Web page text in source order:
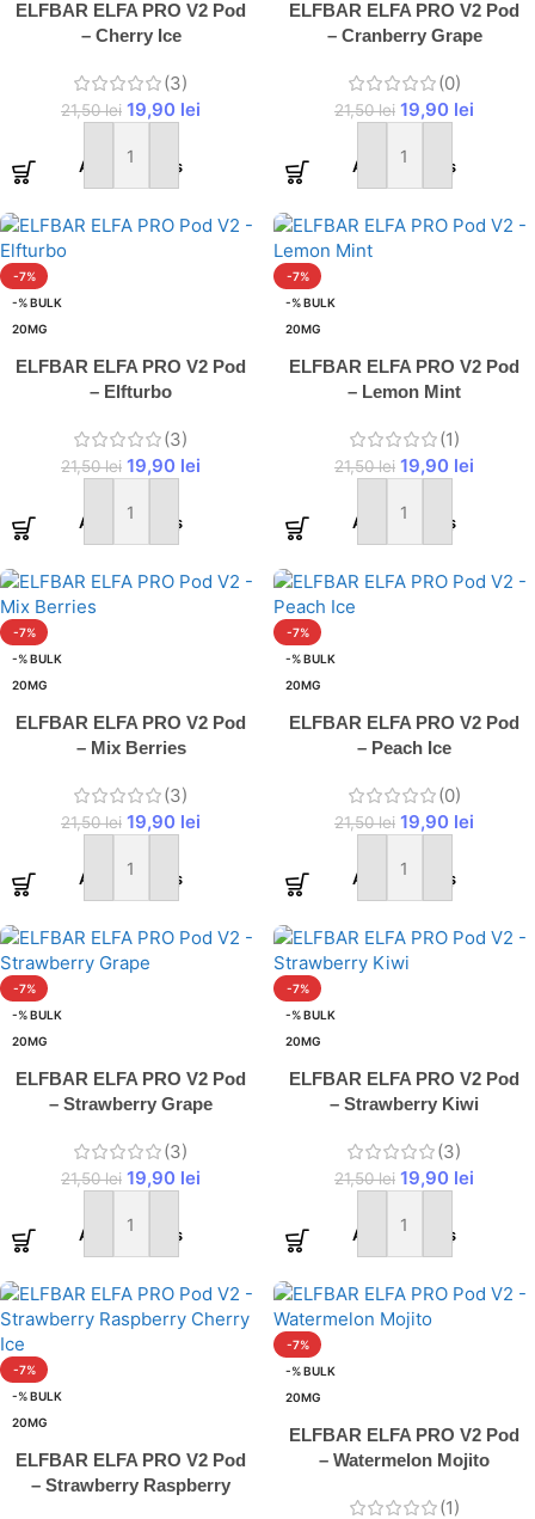
ELFBAR ELFA PRO V2 Pod
– Cherry Ice
(3)
21,50lei 19,90 lei
Adaugă în coș
ELFBAR ELFA PRO V2 Pod
– Cranberry Grape
(0)
21,50lei 19,90 lei
Adaugă în coș
-7%
-% BULK
20MG
ELFBAR ELFA PRO V2 Pod
– Elfturbo
(3)
21,50lei 19,90 lei
Adaugă în coș
-7%
-% BULK
20MG
ELFBAR ELFA PRO V2 Pod
– Lemon Mint
(1)
21,50lei 19,90 lei
Adaugă în coș
-7%
-% BULK
20MG
ELFBAR ELFA PRO V2 Pod
– Mix Berries
(3)
21,50lei 19,90 lei
Adaugă în coș
-7%
-% BULK
20MG
ELFBAR ELFA PRO V2 Pod
– Peach Ice
(0)
21,50lei 19,90 lei
Adaugă în coș
-7%
-% BULK
20MG
ELFBAR ELFA PRO V2 Pod
– Strawberry Grape
(3)
21,50lei 19,90 lei
Adaugă în coș
-7%
-% BULK
20MG
ELFBAR ELFA PRO V2 Pod
– Strawberry Kiwi
(3)
21,50lei 19,90 lei
Adaugă în coș
-7%
-% BULK
20MG
ELFBAR ELFA PRO V2 Pod
– Strawberry Raspberry
-7%
-% BULK
20MG
ELFBAR ELFA PRO V2 Pod
– Watermelon Mojito
(1)